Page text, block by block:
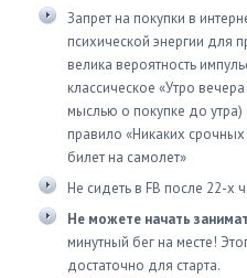
Запрет на покупки в
психической энергии для
велика вероятность
классическое «Утро
мыслью о покупке до утра)
правило «Никаких
билет на самолет»
Не сидеть в FB после 22-х
Не можете начать
минутный бег на месте!
достаточно для старта.